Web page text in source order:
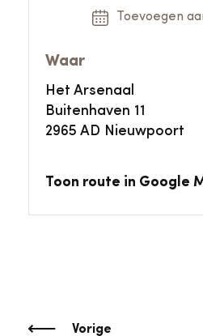
Toevoegen
Waar
Het Arsenaal
Buitenhaven 11
2965 AD Nieuwpoort
Toon route in Google
Vorige